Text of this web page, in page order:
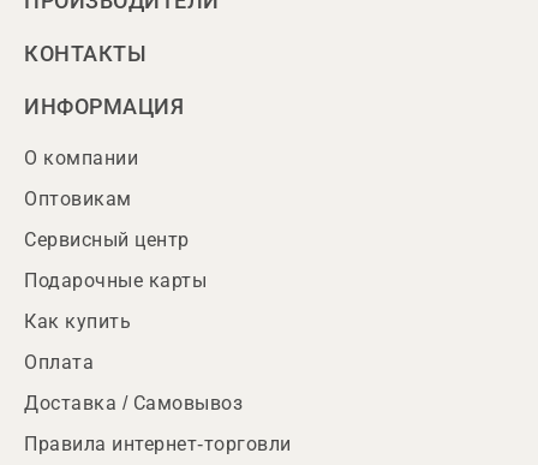
КОНТАКТЫ
ИНФОРМАЦИЯ
О компании
Оптовикам
Сервисный центр
Подарочные карты
Как купить
Оплата
Доставка / Самовывоз
Правила интернет-торговли